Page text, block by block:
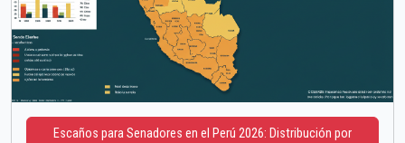
Escaños para Senadores en el Perú 2026: Distribución por